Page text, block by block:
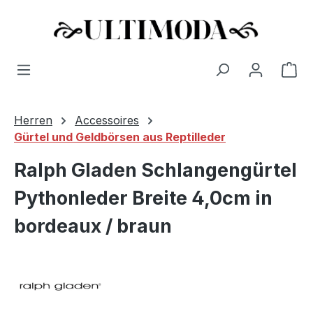
Zum Hauptinhalt springen
Herren
Accessoires
Gürtel und Geldbörsen aus Reptilleder
Ralph Gladen Schlangengürtel
Pythonleder Breite 4,0cm in
bordeaux / braun